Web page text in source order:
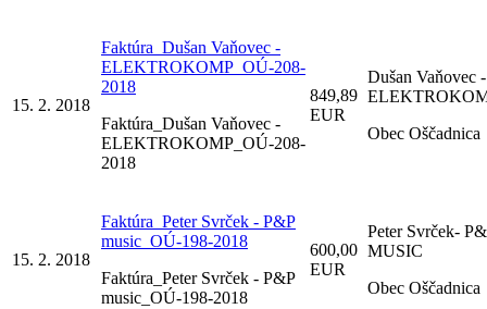
15. 2. 2018
Faktúra_Dušan Vaňovec -
ELEKTROKOMP_OÚ-208-
2018
Faktúra_Dušan Vaňovec -
ELEKTROKOMP_OÚ-208-
2018
849,89
EUR
Dušan Vaňovec -
Obec Oščadnica
15. 2. 2018
Faktúra_Peter Svrček - P&P
music_OÚ-198-2018
Faktúra_Peter Svrček - P&P
music_OÚ-198-2018
600,00
EUR
Peter Svrček-
MUSIC
Obec Oščadnica